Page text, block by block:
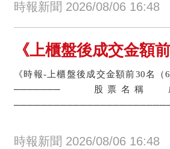
時報新聞 2026/08/06 16:48
《上櫃盤後成交金額
《時報-上櫃盤後成交金額前30
─────── 股票名
時報新聞 2026/08/06 16:48